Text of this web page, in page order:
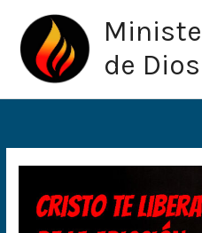
contenido
de Dios